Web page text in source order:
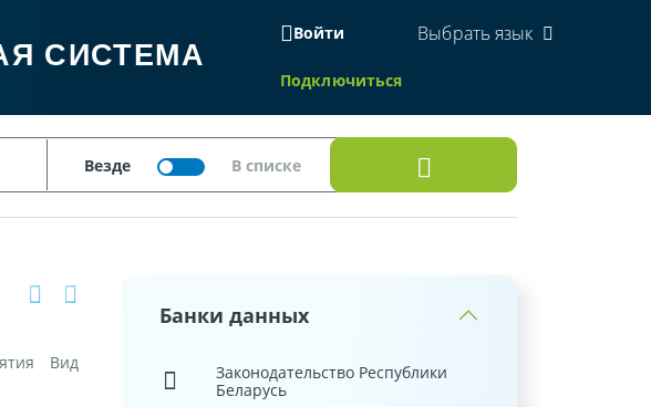
СИСТЕМА
Войти
Подключиться
Выбрать язык
Вид
Банки данных
Законодательство Республики
Беларусь